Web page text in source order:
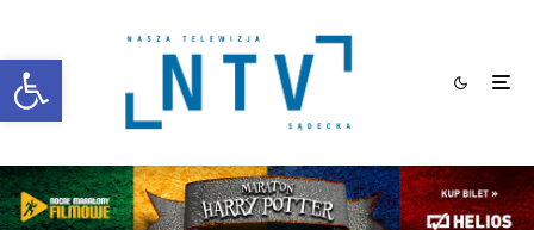
Otwórz pasek narzędzi